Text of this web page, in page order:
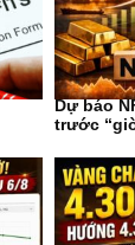
Dự báo
trước